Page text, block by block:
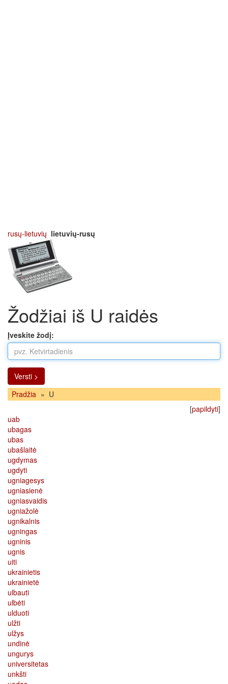
rusų-lietuvių lietuvių-rusų
Žodžiai iš U raidės
Įveskite žodį:
Versti >
Pradžia » U
[papildyti]
uab
ubagas
ubas
ubašlaitė
ugdymas
ugdyti
ugniagesys
ugniasienė
ugniasvaidis
ugniažolė
ugnikalnis
ugningas
ugninis
ugnis
uiti
ukrainietis
ukrainietė
ulbauti
ulbėti
ulduoti
ulžti
ulžys
undinė
ungurys
universitetas
unkšti